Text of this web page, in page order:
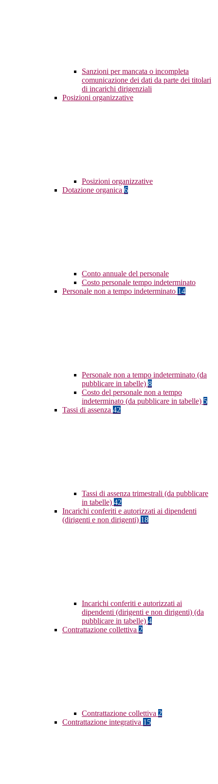
Sanzioni per mancata o incompleta
comunicazione dei dati da parte dei titolari
di incarichi dirigenziali
Posizioni organizzative
Posizioni organizzative
Dotazione organica 6
Conto annuale del personale
Costo personale tempo indeterminato
Personale non a tempo indeterminato 14
Personale non a tempo indeterminato (da
pubblicare in tabelle) 8
Costo del personale non a tempo
indeterminato (da pubblicare in tabelle) 5
Tassi di assenza 42
Tassi di assenza trimestrali (da pubblicare
in tabelle) 42
Incarichi conferiti e autorizzati ai dipendenti
(dirigenti e non dirigenti) 18
Incarichi conferiti e autorizzati ai
dipendenti (dirigenti e non dirigenti) (da
pubblicare in tabelle) 4
Contrattazione collettiva 2
Contrattazione collettiva 2
Contrattazione integrativa 15